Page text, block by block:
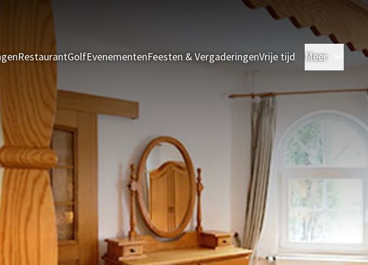
RestaurantGolfEvenementenFeesten & VergaderingenVrije tijd Meer